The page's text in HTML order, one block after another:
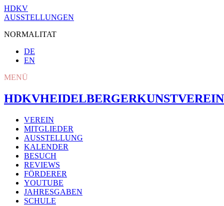
HDKV
AUSSTELLUNGEN
NORMALITAT
DE
EN
MENÜ
HDKVHEIDELBERGERKUNSTVEREIN
VEREIN
MITGLIEDER
AUSSTELLUNG
KALENDER
BESUCH
REVIEWS
FÖRDERER
YOUTUBE
JAHRESGABEN
SCHULE